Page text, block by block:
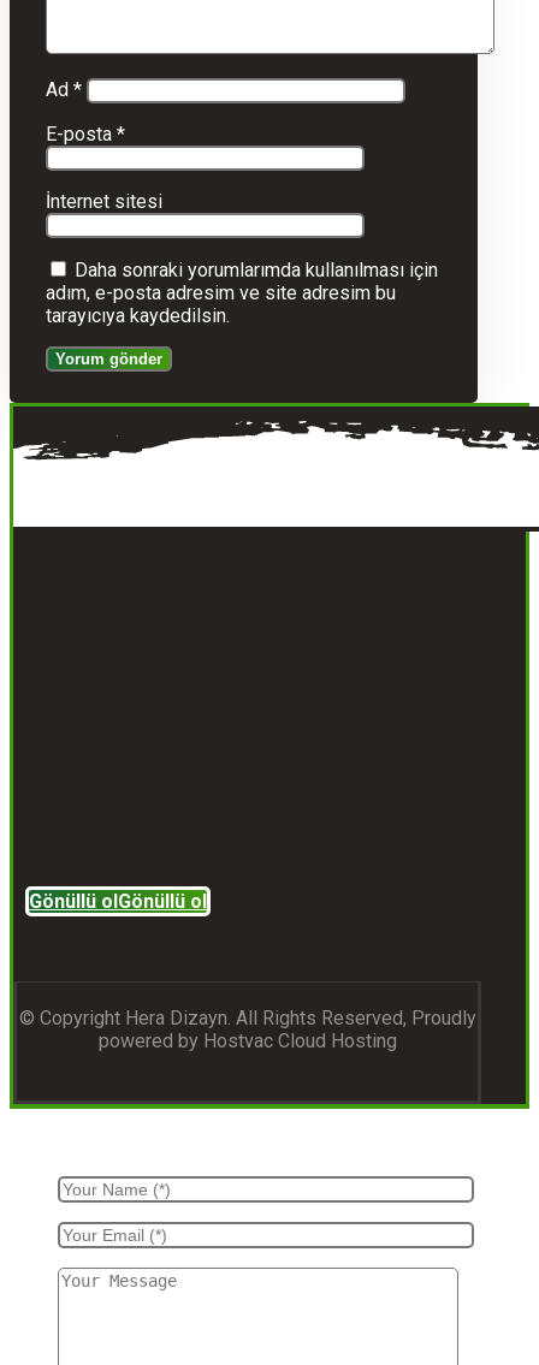
Ad *
E-posta *
İnternet sitesi
Daha sonraki yorumlarımda kullanılması için
adım, e-posta adresim ve site adresim bu
tarayıcıya kaydedilsin.
Gönüllü olGönüllü ol
© Copyright Hera Dizayn. All Rights Reserved, Proudly
powered by Hostvac Cloud Hosting